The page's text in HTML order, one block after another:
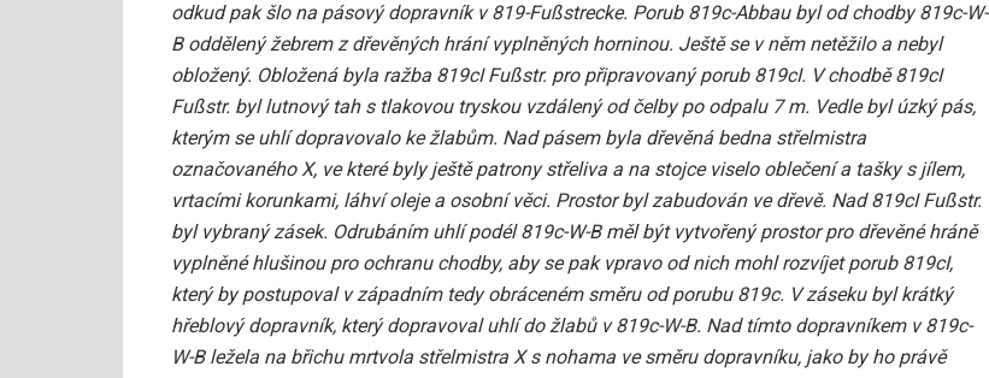
odkud pak šlo na pásový dopravník v 819-Fußstrecke. Porub 819c-Abbau byl od chodby 819c-W-
B oddělený žebrem z dřevěných hrání vyplněných horninou. Ještě se v něm netěžilo a nebyl
obložený. Obložená byla ražba 819cI Fußstr. pro připravovaný porub 819cI. V chodbě 819cI
Fußstr. byl lutnový tah s tlakovou tryskou vzdálený od čelby po odpalu 7 m. Vedle byl úzký pás,
kterým se uhlí dopravovalo ke žlabům. Nad pásem byla dřevěná bedna střelmistra
označovaného X, ve které byly ještě patrony střeliva a na stojce viselo oblečení a tašky s jílem,
vrtacími korunkami, láhví oleje a osobní věci. Prostor byl zabudován ve dřevě. Nad 819cI Fußstr.
byl vybraný zásek. Odrubáním uhlí podél 819c-W-B měl být vytvořený prostor pro dřevěné hráně
vyplněné hlušinou pro ochranu chodby, aby se pak vpravo od nich mohl rozvíjet porub 819cI,
který by postupoval v západním tedy obráceném směru od porubu 819c. V záseku byl krátký
hřeblový dopravník, který dopravoval uhlí do žlabů v 819c-W-B. Nad tímto dopravníkem v 819c-
W-B ležela na břichu mrtvola střelmistra X s nohama ve směru dopravníku, jako by ho právě